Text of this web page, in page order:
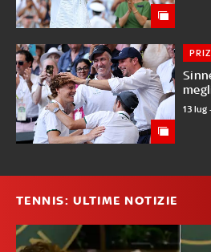
13 lug
TENNIS: ULTIME NOTIZIE